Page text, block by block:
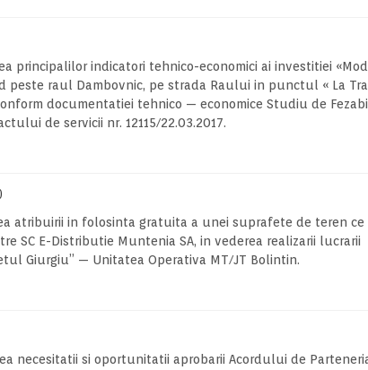
principalilor indicatori tehnico-economici ai investitiei
raul Dambovnic, pe strada Raului in punctul « La
documentatiei tehnico — economice Studiu de
de servicii nr. 12115/22.03.2017.
atribuirii in folosinta gratuita a unei suprafete de teren ce
SC E-Distributie Muntenia SA, in vederea realizarii lucrarii
Giurgiu” — Unitatea Operativa MT/JT Bolintin.
necesitatii si oportunitatii aprobarii Acordului de